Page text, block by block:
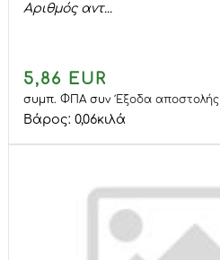
Αριθμός αντ...
5,86 EUR
συμπ. ΦΠΑ συνΈξοδα αποστολής
Βάρος: 0,06κιλά